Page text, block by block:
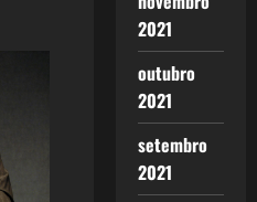
2021
outubro
2021
setembro
2021